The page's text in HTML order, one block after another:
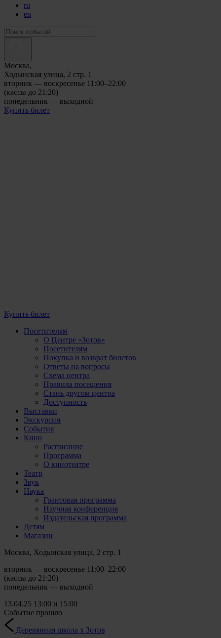
ru
en
Москва,
Ходынская улица, 2 стр. 1
вторник — воскресенье 11:00–22:00
(кассы до 21:20)
понедельник — выходной
Купить билет
Купить билет
Посетителям
О Центре «Зотов»
Посетителям
Покупка и возврат билетов
Ответы на вопросы
Схема центра
Правила посещения
Стань другом центра
Доступность
Выставки
Экскурсии
События
Кино
Расписание
Программа
О кинотеатре
Театр
Звук
Наука
Грантовая программа
Научная конференция
Издательская программа
Детям
Магазин
Москва, Ходынская улица, 2 стр. 1
вторник — воскресенье 11:00–22:00
(кассы до 21:20)
понедельник — выходной
13.04.25 13:00 и 15:00
Событие прошло
Деревянная школа х Зотов